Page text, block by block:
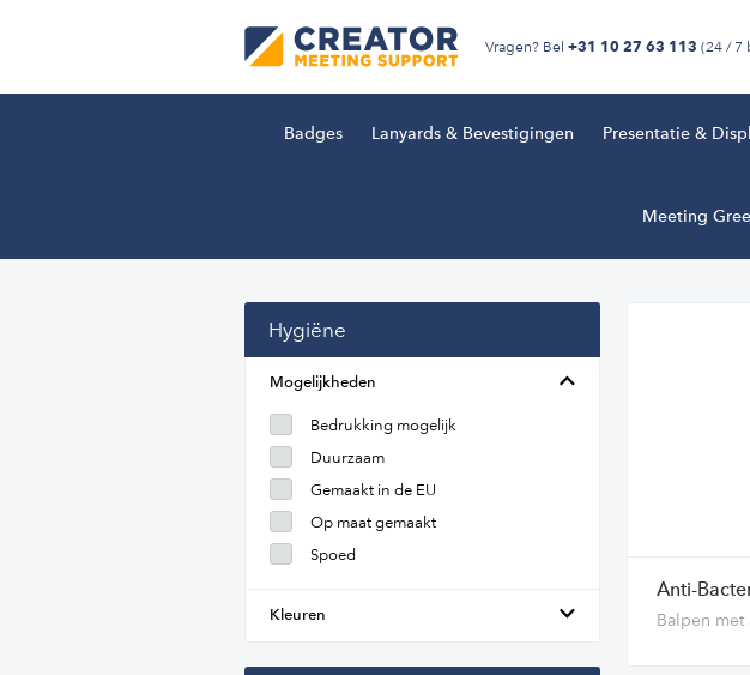
Vragen? Bel +31 10 27 63 113 (24 / 7
Badges Lanyards & Bevestigingen Presentatie &
Meeting
Hygiëne
Mogelijkheden
Bedrukking mogelijk
Duurzaam
Gemaakt in de EU
Op maat gemaakt
Spoed
Kleuren
Anti-
Balpen